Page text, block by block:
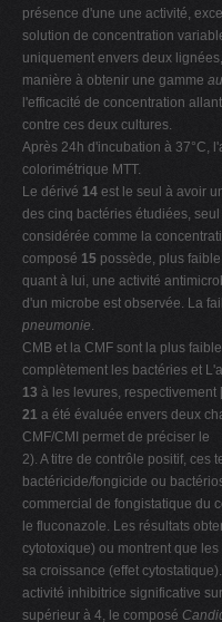
présence d'une une activité,
solution de concentration
uniquement envers deux lignées,
manière à obtenir une gamme
l'efficacité de concentration
contre ces deux cultures.
Après 24h d'incubation à 37°C,
colorimétrique MTT.
Le dérivé 14 est le seul à avoir
des cinq bactéries étudiées, seul
considérée comme la
composé 15 possède, plus
quant à lui, une activité
d'un microbe est observée. La
pneumonie.
CMB et la CMF sont la plus
complètement les bactéries et
13 à les levures, respectivement
21 a été évaluée envers deux
CMF/CMI permet de préciser le
2). A titre de contrôle positif, ces
bactéricide/fongicide ou
commercial de fongistatique du
le fluconazole. Les résultats
cytotoxique) ou montrent que
sa croissance (effet
activité inhibitrice significative
supérieur à 4, le composé